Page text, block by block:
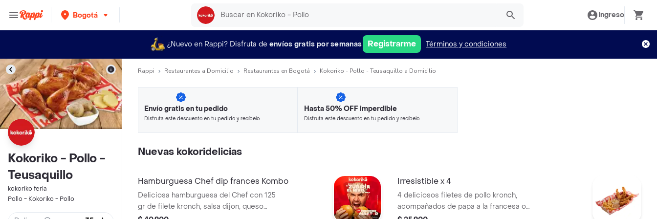
Bogotá Ingreso
¿Nuevo en Rappi? Disfruta de envíos gratis por semanas Registrarme Términos y condiciones
Kokoriko - Pollo -
Teusaquillo
kokoriko feria
Pollo - Kokoriko - Pollo
Rappi Restaurantes a Domicilio Restaurantes en Bogotá Kokoriko - Pollo - Teusaquillo a Domicilio
Envío gratis en tu pedido
Disfruta este descuento en tu pedido y recíbelo
Hasta 50% OFF imperdible
Disfruta este descuento en tu pedido y recíbelo
Nuevas kokoridelicias
Hamburguesa Chef dip frances Kombo
Deliciosa hamburguesa del Chef con 125
gr de filete kronch, salsa dijon, queso
Irresistible x 4
4 deliciosos filetes de pollo kronch,
acompañados de papa a la francesa o